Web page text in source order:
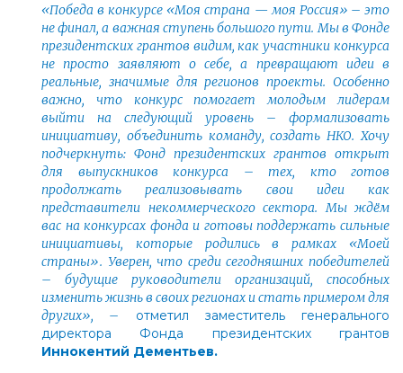
«Победа в конкурсе «Моя страна — моя Россия» – это
не финал, а важная ступень большого пути. Мы в Фонде
президентских грантов видим, как участники конкурса
не просто заявляют о себе, а превращают идеи в
реальные, значимые для регионов проекты. Особенно
важно, что конкурс помогает молодым лидерам
выйти на следующий уровень – формализовать
инициативу, объединить команду, создать НКО. Хочу
подчеркнуть: Фонд президентских грантов открыт
для выпускников конкурса – тех, кто готов
продолжать реализовывать свои идеи как
представители некоммерческого сектора. Мы ждём
вас на конкурсах фонда и готовы поддержать сильные
инициативы, которые родились в рамках «Моей
страны». Уверен, что среди сегодняшних победителей
– будущие руководители организаций, способных
изменить жизнь в своих регионах и стать примером для
других», – отметил заместитель генерального
директора Фонда президентских грантов
Иннокентий Дементьев.